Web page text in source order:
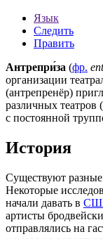
Язык
Следить
Править
Антрепри́за (фр.
организации
(антрепренёр)
различных
с постоянной
История
Существуют
Некоторые
начали давать в
артисты
отправлялись на